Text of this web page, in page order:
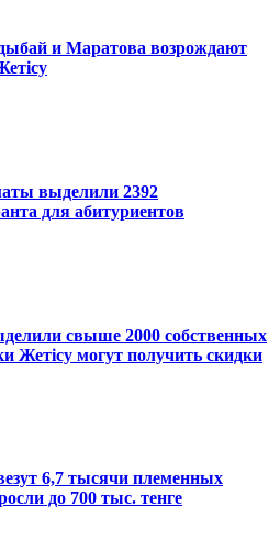
и Маратова возрождают
выделили 2392
для абитуриентов
свыше 2000 собственных
Жетісу могут получить скидки
6,7 тысячи племенных
до 700 тыс. тенге